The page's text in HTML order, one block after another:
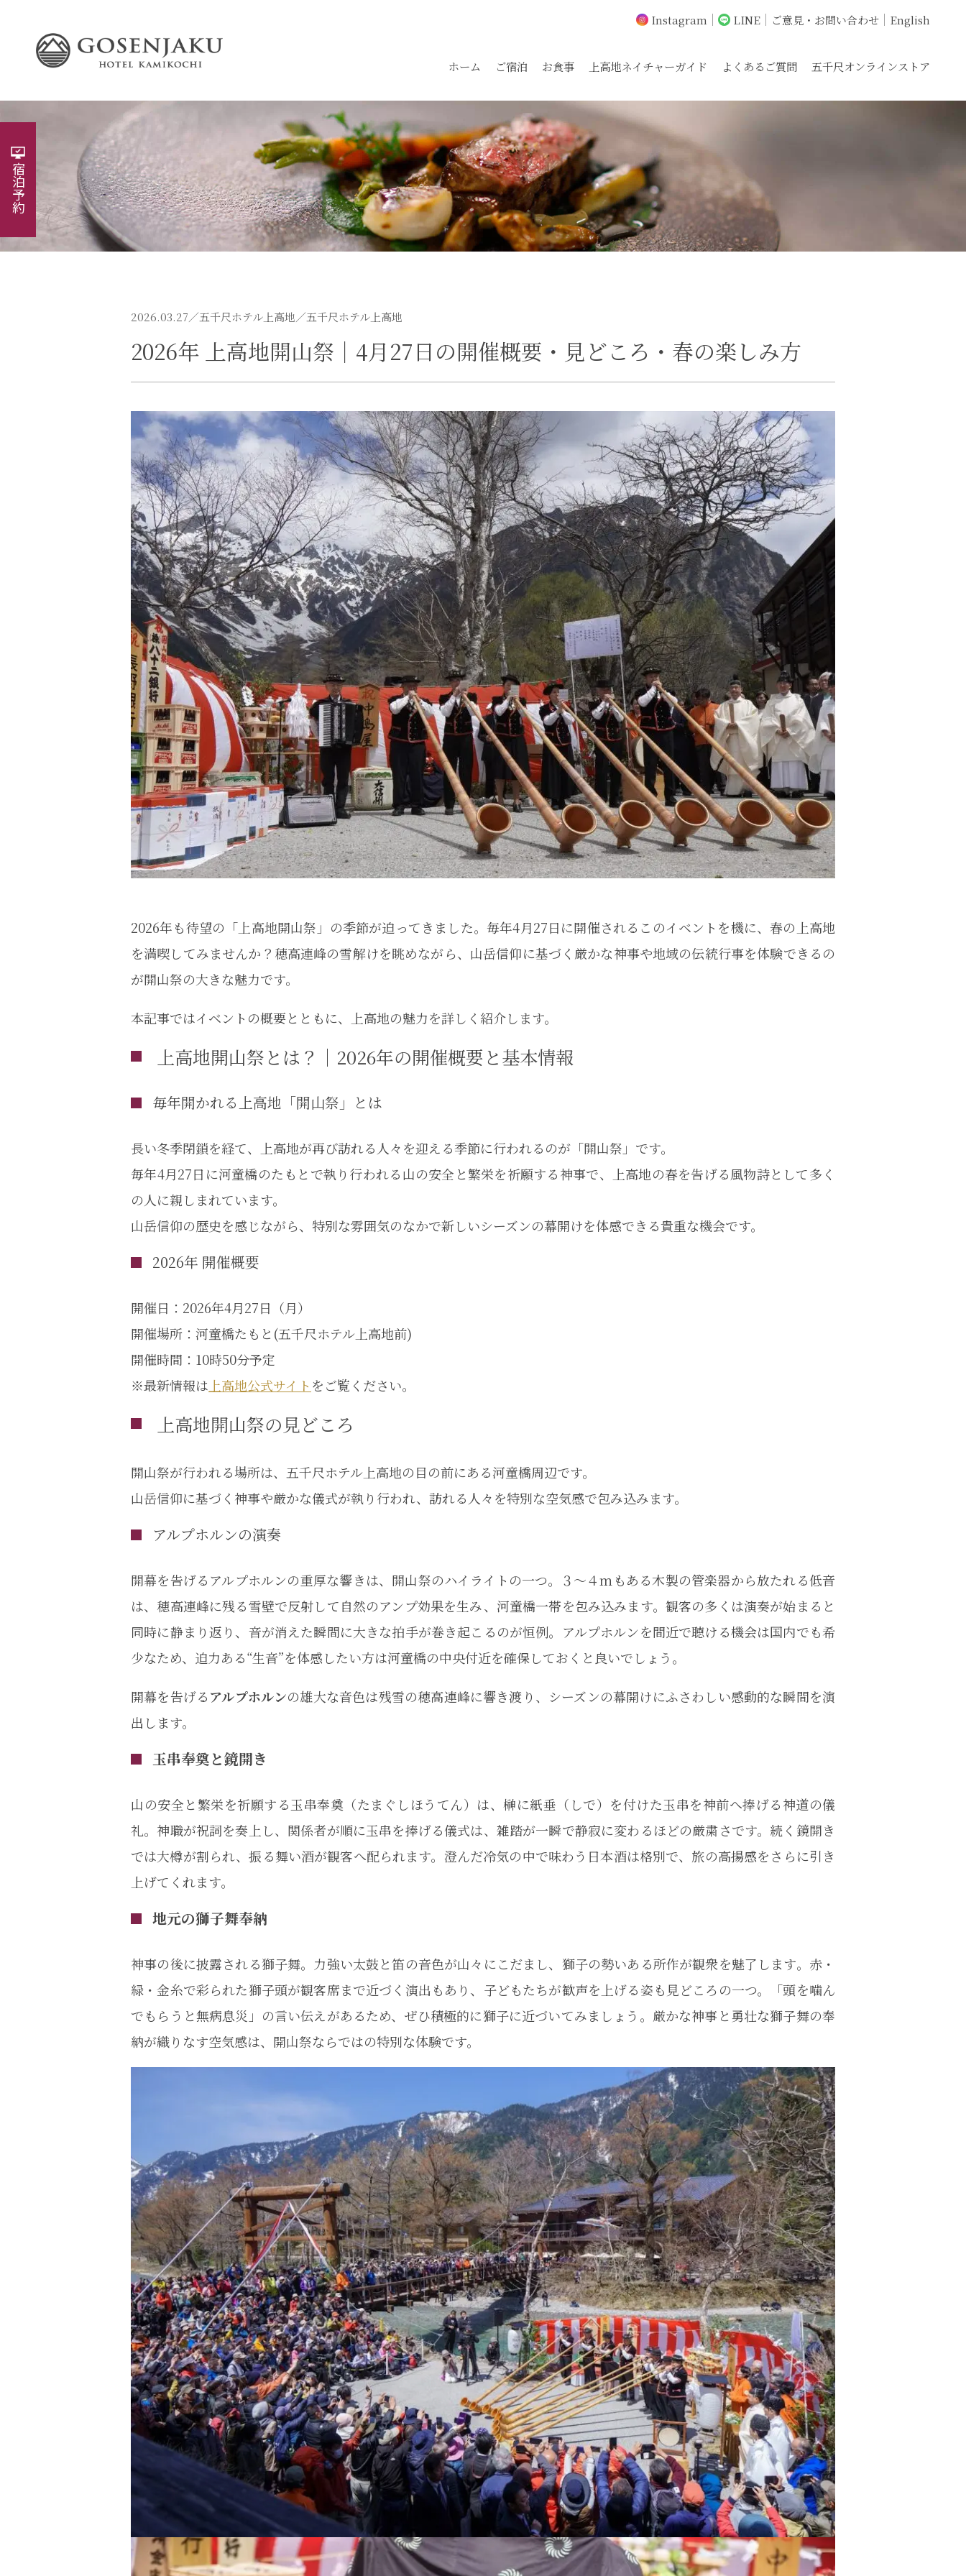
Instagram LINE ご意見・お問い合わせ English
ホーム ご宿泊 お食事 上高地ネイチャーガイド よくあるご質問 五千尺オンラインストア
2026.03.27／五千尺ホテル上高地／五千尺ホテル上高地
2026年 上高地開山祭｜4月27日の開催概要・見どころ・春の楽しみ方
2026年も待望の「上高地開山祭」の季節が迫ってきました。毎年4月27日に開催されるこのイベントを機に、春の上高地
を満喫してみませんか？穂高連峰の雪解けを眺めながら、山岳信仰に基づく厳かな神事や地域の伝統行事を体験できるの
が開山祭の大きな魅力です。
本記事ではイベントの概要とともに、上高地の魅力を詳しく紹介します。
上高地開山祭とは？｜2026年の開催概要と基本情報
毎年開かれる上高地「開山祭」とは
長い冬季閉鎖を経て、上高地が再び訪れる人々を迎える季節に行われるのが「開山祭」です。
毎年4月27日に河童橋のたもとで執り行われる山の安全と繁栄を祈願する神事で、上高地の春を告げる風物詩として多く
の人に親しまれています。
山岳信仰の歴史を感じながら、特別な雰囲気のなかで新しいシーズンの幕開けを体感できる貴重な機会です。
2026年 開催概要
開催日：2026年4月27日（月）
開催場所：河童橋たもと(五千尺ホテル上高地前)
開催時間：10時50分予定
※最新情報は 上高地公式サイト をご覧ください。
上高地開山祭の見どころ
開山祭が行われる場所は、五千尺ホテル上高地の目の前にある河童橋周辺です。
山岳信仰に基づく神事や厳かな儀式が執り行われ、訪れる人々を特別な空気感で包み込みます。
アルプホルンの演奏
開幕を告げるアルプホルンの重厚な響きは、開山祭のハイライトの一つ。３〜４ｍもある木製の管楽器から放たれる低音
は、穂高連峰に残る雪壁で反射して自然のアンプ効果を生み、河童橋一帯を包み込みます。観客の多くは演奏が始まると
同時に静まり返り、音が消えた瞬間に大きな拍手が巻き起こるのが恒例。アルプホルンを間近で聴ける機会は国内でも希
少なため、迫力ある“生音”を体感したい方は河童橋の中央付近を確保しておくと良いでしょう。
開幕を告げるアルプホルンの雄大な音色は残雪の穂高連峰に響き渡り、シーズンの幕開けにふさわしい感動的な瞬間を演
出します。
玉串奉奠と鏡開き
山の安全と繁栄を祈願する玉串奉奠（たまぐしほうてん）は、榊に紙垂（しで）を付けた玉串を神前へ捧げる神道の儀
礼。神職が祝詞を奏上し、関係者が順に玉串を捧げる儀式は、雑踏が一瞬で静寂に変わるほどの厳粛さです。続く鏡開き
では大樽が割られ、振る舞い酒が観客へ配られます。澄んだ冷気の中で味わう日本酒は格別で、旅の高揚感をさらに引き
上げてくれます。
地元の獅子舞奉納
神事の後に披露される獅子舞。力強い太鼓と笛の音色が山々にこだまし、獅子の勢いある所作が観衆を魅了します。赤・
緑・金糸で彩られた獅子頭が観客席まで近づく演出もあり、子どもたちが歓声を上げる姿も見どころの一つ。「頭を噛ん
でもらうと無病息災」の言い伝えがあるため、ぜひ積極的に獅子に近づいてみましょう。厳かな神事と勇壮な獅子舞の奉
納が織りなす空気感は、開山祭ならではの特別な体験です。
宿泊予約